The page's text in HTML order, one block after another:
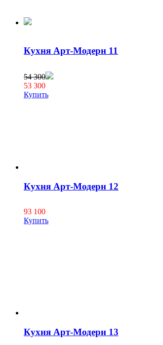
Кухня Арт-Модерн 11
54 300
53 300
Купить
Кухня Арт-Модерн 12
93 100
Купить
Кухня Арт-Модерн 13